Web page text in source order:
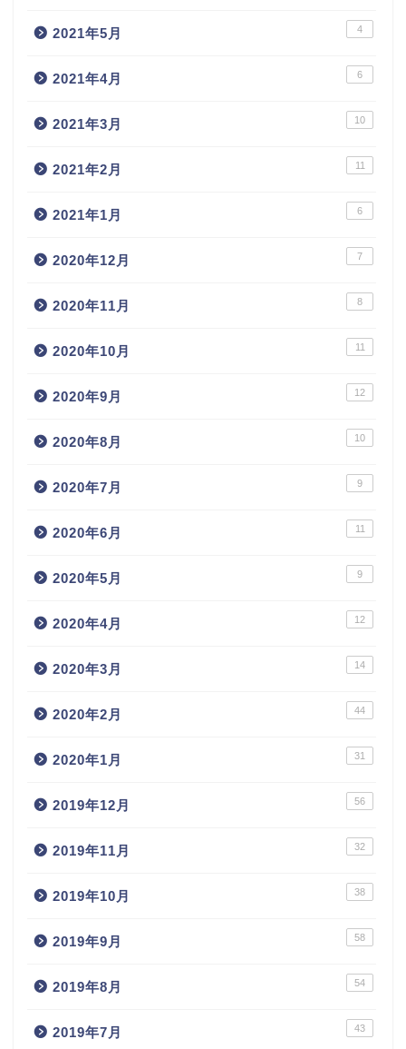
2021年5月 4
2021年4月 6
2021年3月 10
2021年2月 11
2021年1月 6
2020年12月 7
2020年11月 8
2020年10月 11
2020年9月 12
2020年8月 10
2020年7月 9
2020年6月 11
2020年5月 9
2020年4月 12
2020年3月 14
2020年2月 44
2020年1月 31
2019年12月 56
2019年11月 32
2019年10月 38
2019年9月 58
2019年8月 54
2019年7月 43